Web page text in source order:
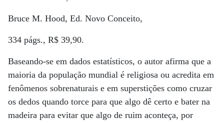
Bruce M. Hood, Ed. Novo Conceito,
334 págs., R$ 39,90.
Baseando-se em dados estatísticos, o autor afirma que a
maioria da população mundial é religiosa ou acredita em
fenômenos sobrenaturais e em superstições como cruzar
os dedos quando torce para que algo dê certo e bater na
madeira para evitar que algo de ruim aconteça, por